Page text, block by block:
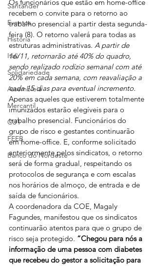
Santander
Eventos
História
Itaú
Solidariedade
Assembleia
Mercantil
CUT
FEEB
Banco do Nordeste
Os funcionários que estão em home-office
recebem o convite para o retorno ao
trabalho presencial a partir desta segunda-
feira (8). O retorno valerá para todas as
estruturas administrativas. A partir de
16/11, retornarão até 40% do quadro,
sendo realizado rodízio semanal com até
20% em cada semana, com reavaliação a
cada 15 dias para eventual incremento.
Apenas aqueles que estiverem totalmente
imunizados estarão elegíveis para o
trabalho presencial. Funcionários do
grupo de risco e gestantes continuarão
em home-office. E, conforme solicitado
anteriormente pelos sindicatos, o retorno
será de forma gradual, respeitando os
protocolos de segurança e com escalas
nos horários de almoço, de entrada e de
saída de funcionários.
A coordenadora da COE, Magaly
Fagundes, manifestou que os sindicatos
continuarão atentos para que o grupo de
risco seja protegido. “Chegou para nós a
informação de uma pessoa com diabetes
que recebeu do gestor a solicitação para